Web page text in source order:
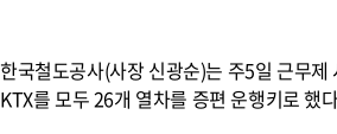
한국철도공사(사장 신광순)는 주5일 근무
KTX를 모두 26개 열차를 증편 운행키로 했